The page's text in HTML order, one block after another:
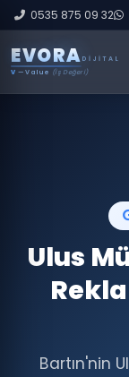
0535 875 09 32
EVORA DIJITAL
V — Value (İş Değeri)
Ulus
Bartın'nin